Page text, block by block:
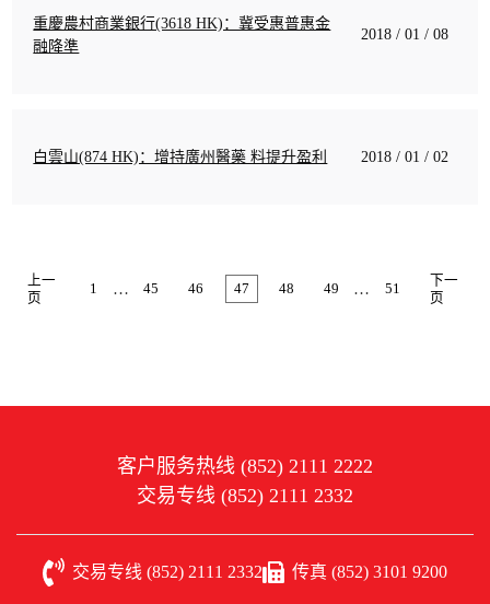
重慶農村商業銀行(3618 HK)：冀受惠普惠金
融降準
2018 / 01 / 08
白雲山(874 HK)：增持廣州醫藥 料提升盈利 2018 / 01 / 02
上一
页
1 … 45 46 47 48 49 … 51
下一
页
客户服务热线 (852) 2111 2222
交易专线 (852) 2111 2332
交易专线 (852) 2111 2332 传真 (852) 3101 9200